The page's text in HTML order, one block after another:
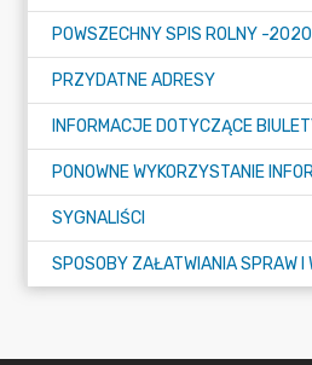
POWSZECHNY SPIS ROLNY -2020
PRZYDATNE ADRESY
SYGNALIŚCI